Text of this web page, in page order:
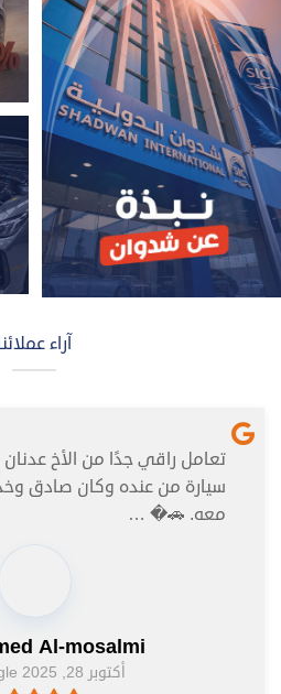
آراء
تعامل راقي جدًا من الأخ عدنان
سيارة من عنده وكان صادق
معه. 🚗� …
Al-mosalmi
أكتوبر 28, 2025 via Google